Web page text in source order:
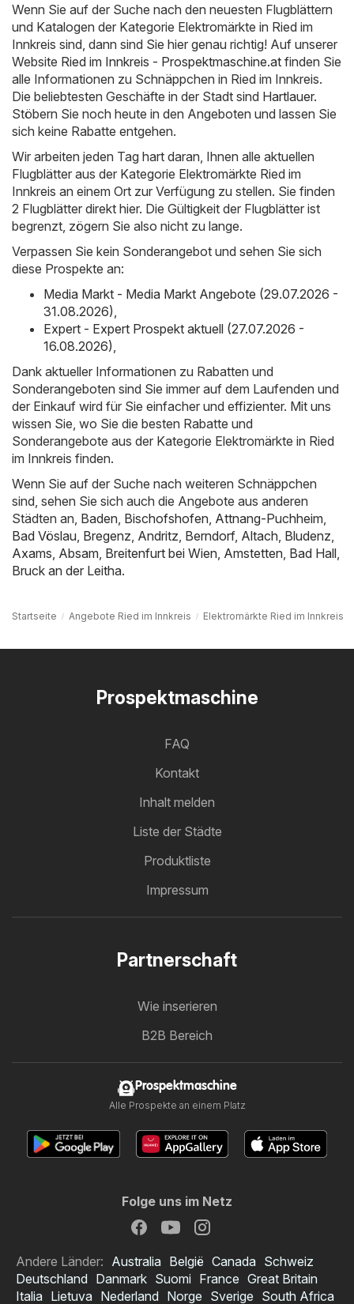
Wenn Sie auf der Suche nach den neuesten Flugblättern
und Katalogen der Kategorie Elektromärkte in Ried im
Innkreis sind, dann sind Sie hier genau richtig! Auf unserer
Website Ried im Innkreis - Prospektmaschine.at finden Sie
alle Informationen zu Schnäppchen in Ried im Innkreis.
Die beliebtesten Geschäfte in der Stadt sind Hartlauer.
Stöbern Sie noch heute in den Angeboten und lassen Sie
sich keine Rabatte entgehen.
Wir arbeiten jeden Tag hart daran, Ihnen alle aktuellen
Flugblätter aus der Kategorie Elektromärkte Ried im
Innkreis an einem Ort zur Verfügung zu stellen. Sie finden
2 Flugblätter direkt hier. Die Gültigkeit der Flugblätter ist
begrenzt, zögern Sie also nicht zu lange.
Verpassen Sie kein Sonderangebot und sehen Sie sich
diese Prospekte an:
Media Markt - Media Markt Angebote (29.07.2026 -
31.08.2026)
Expert - Expert Prospekt aktuell (27.07.2026 -
16.08.2026)
Dank aktueller Informationen zu Rabatten und
Sonderangeboten sind Sie immer auf dem Laufenden und
der Einkauf wird für Sie einfacher und effizienter. Mit uns
wissen Sie, wo Sie die besten Rabatte und
Sonderangebote aus der Kategorie Elektromärkte in Ried
im Innkreis finden.
Wenn Sie auf der Suche nach weiteren Schnäppchen
sind, sehen Sie sich auch die Angebote aus anderen
Städten an, Baden Bischofshofen Attnang-Puchheim
Bad Vöslau Bregenz Andritz Berndorf, Altach Bludenz
Axams Absam Breitenfurt bei Wien Amstetten Bad Hall
Bruck an der Leitha.
Startseite Angebote Ried im Innkreis Elektromärkte Ried im Innkreis
Prospektmaschine
FAQ
Kontakt
Inhalt melden
Liste der Städte
Produktliste
Impressum
Partnerschaft
Wie inserieren
B2B Bereich
Prospektmaschine
Alle Prospekte an einem Platz
Folge uns im Netz
Andere Länder: Australia België Canada Schweiz
Deutschland Danmark Suomi France Great Britain
Italia Lietuva Nederland Norge Sverige South Africa